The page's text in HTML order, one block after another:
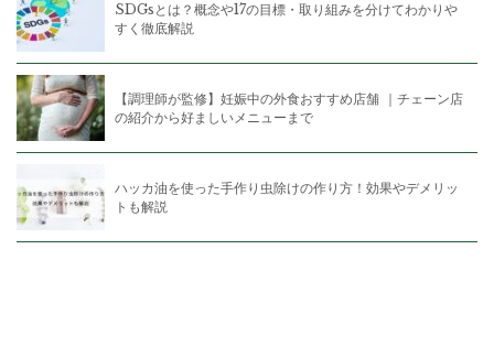
SDGsとは？概念や17の目標・取り組みを分けてわかりや
すく徹底解説
【調理師が監修】妊娠中の外食おすすめ店舗 ｜チェーン店
の紹介から好ましいメニューまで
ハッカ油を使った手作り虫除けの作り方！効果やデメリッ
トも解説